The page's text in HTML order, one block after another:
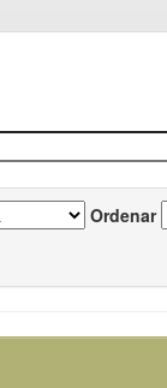
Ordenar